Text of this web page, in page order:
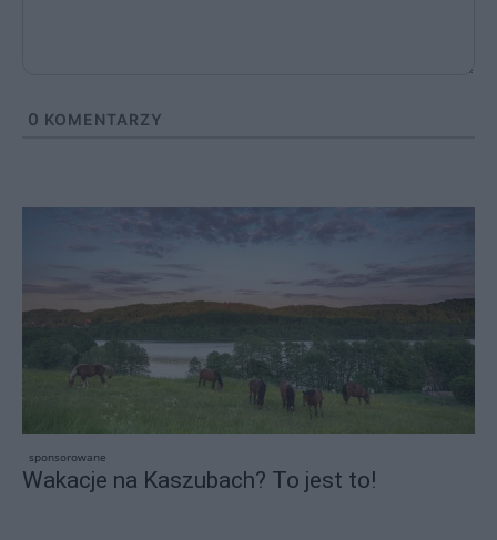
0 KOMENTARZY
sponsorowane
Wakacje na Kaszubach? To jest to!